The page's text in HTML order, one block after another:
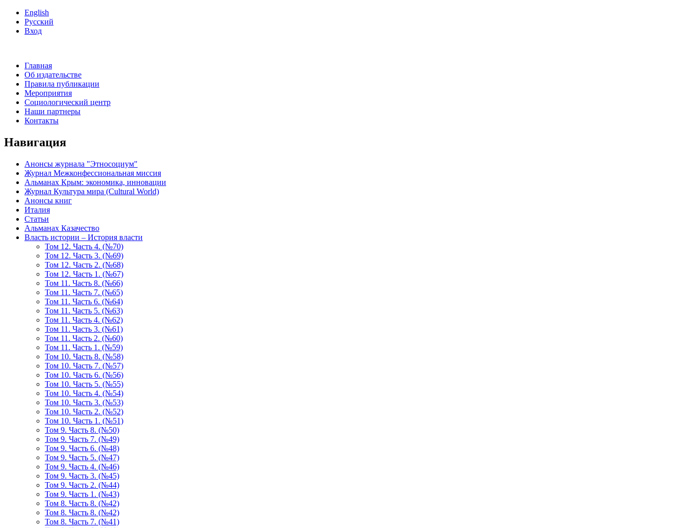
English
Русский
Вход
Главная
Об издательстве
Правила публикации
Мероприятия
Социологический центр
Наши партнеры
Контакты
Навигация
Анонсы журнала "Этносоциум"
Журнал Межконфессиональная миссия
Альманах Крым: экономика, инновации
Журнал Культура мира (Cultural World)
Анонсы книг
Италия
Статьи
Альманах Казачество
Власть истории – История власти
Том 12. Часть 4. (№70)
Том 12. Часть 3. (№69)
Том 12. Часть 2. (№68)
Том 12. Часть 1. (№67)
Том 11. Часть 8. (№66)
Том 11. Часть 7. (№65)
Том 11. Часть 6. (№64)
Том 11. Часть 5. (№63)
Том 11. Часть 4. (№62)
Том 11. Часть 3. (№61)
Том 11. Часть 2. (№60)
Том 11. Часть 1. (№59)
Том 10. Часть 8. (№58)
Том 10. Часть 7. (№57)
Том 10. Часть 6. (№56)
Том 10. Часть 5. (№55)
Том 10. Часть 4. (№54)
Том 10. Часть 3. (№53)
Том 10. Часть 2. (№52)
Том 10. Часть 1. (№51)
Том 9. Часть 8. (№50)
Том 9. Часть 7. (№49)
Том 9. Часть 6. (№48)
Том 9. Часть 5. (№47)
Том 9. Часть 4. (№46)
Том 9. Часть 3. (№45)
Том 9. Часть 2. (№44)
Том 9. Часть 1. (№43)
Том 8. Часть 8. (№42)
Том 8. Часть 8. (№42)
Том 8. Часть 7. (№41)